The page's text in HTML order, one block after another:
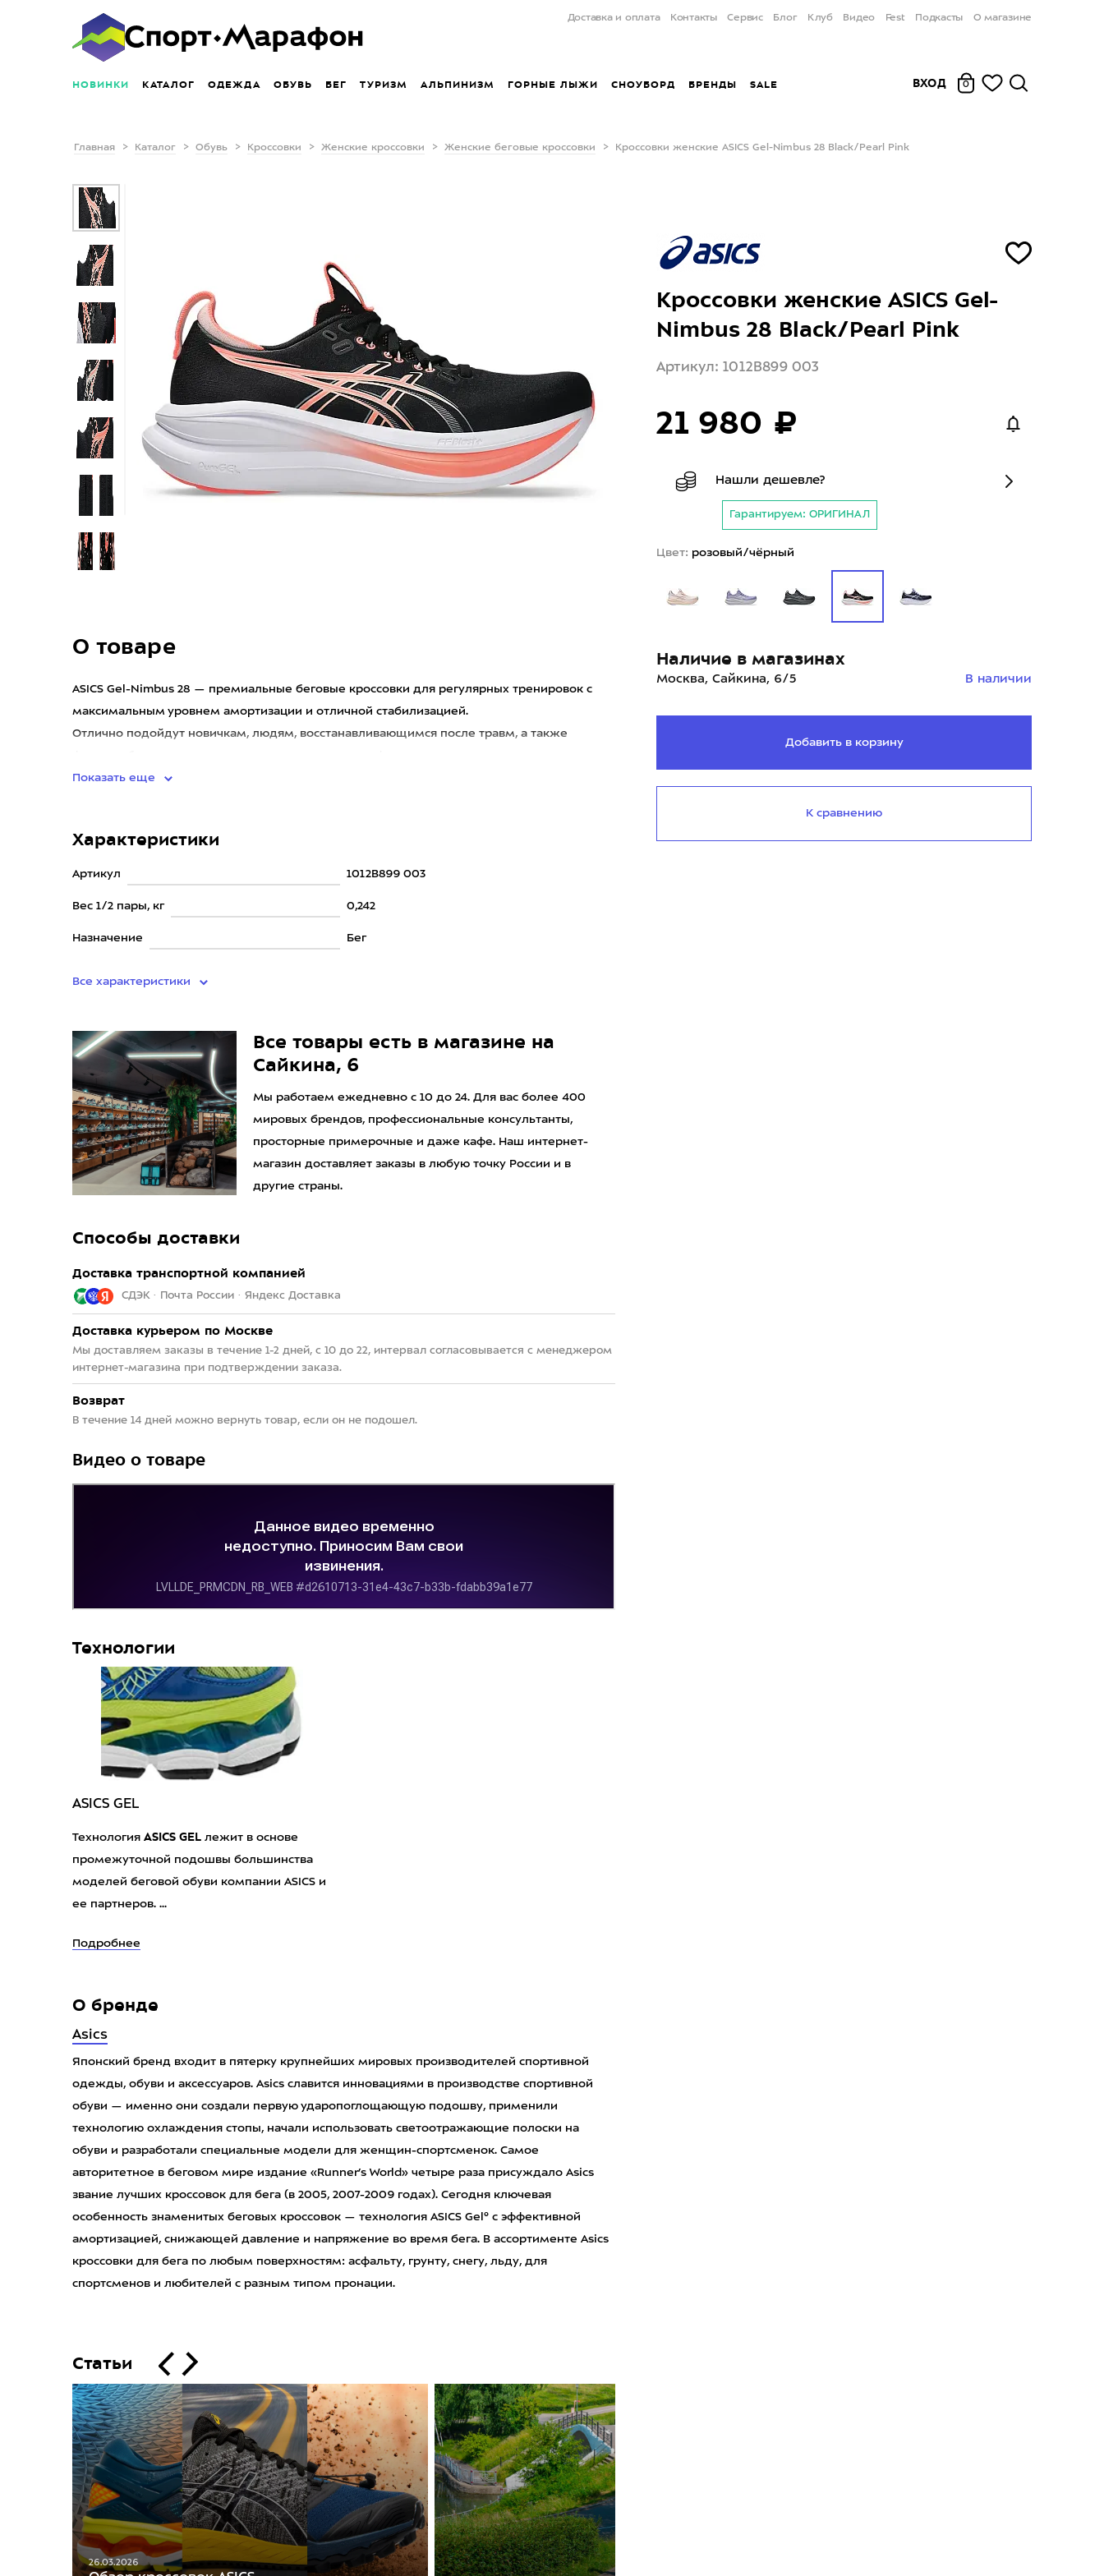
Доставка и оплата Контакты Сервис Блог Клуб Видео Fest Подкасты О магазине
НОВИНКИ КАТАЛОГ ОДЕЖДА ОБУВЬ БЕГ ТУРИЗМ АЛЬПИНИЗМ ГОРНЫЕ ЛЫЖИ СНОУБОРД БРЕНДЫ SALE ВХОД 0
Главная Каталог Обувь Кроссовки Женские кроссовки Женские беговые кроссовки Кроссовки женские ASICS Gel-Nimbus 28 Black/Pearl Pink
О товаре
ASICS Gel-Nimbus 28 — премиальные беговые кроссовки для регулярных тренировок с
максимальным уровнем амортизации и отличной стабилизацией.
Отлично подойдут новичкам, людям, восстанавливающимся после травм, а также
Показать еще
Характеристики
Артикул 1012B899 003
Вес 1/2 пары, кг 0,242
Назначение Бег
Все характеристики
Все товары есть в магазине на
Сайкина, 6
Мы работаем ежедневно с 10 до 24. Для вас более 400
мировых брендов, профессиональные консультанты,
просторные примерочные и даже кафе. Наш интернет-
магазин доставляет заказы в любую точку России и в
другие страны.
Способы доставки
Доставка транспортной компанией
СДЭК · Почта России · Яндекс Доставка
Доставка курьером по Москве
Мы доставляем заказы в течение 1-2 дней, с 10 до 22, интервал согласовывается с менеджером
интернет-магазина при подтверждении заказа.
Возврат
В течение 14 дней можно вернуть товар, если он не подошел.
Видео о товаре
Технологии
ASICS GEL
Технология ASICS GEL лежит в основе
промежуточной подошвы большинства
моделей беговой обуви компании ASICS и
ее партнеров. ...
Подробнее
О бренде
Asics
Японский бренд входит в пятерку крупнейших мировых производителей спортивной
одежды, обуви и аксессуаров. Asics славится инновациями в производстве спортивной
обуви — именно они создали первую ударопоглощающую подошву, применили
технологию охлаждения стопы, начали использовать светоотражающие полоски на
обуви и разработали специальные модели для женщин-спортсменок. Самое
авторитетное в беговом мире издание «Runner’s World» четыре раза присуждало Asics
звание лучших кроссовок для бега (в 2005, 2007-2009 годах). Сегодня ключевая
особенность знаменитых беговых кроссовок — технология ASICS Gel® с эффективной
амортизацией, снижающей давление и напряжение во время бега. В ассортименте Asics
кроссовки для бега по любым поверхностям: асфальту, грунту, снегу, льду, для
спортсменов и любителей с разным типом пронации.
Статьи
26.03.2026
Кроссовки женские ASICS Gel-
Nimbus 28 Black/Pearl Pink
Артикул: 1012B899 003
21 980 ₽
Нашли дешевле?
Гарантируем: ОРИГИНАЛ
Цвет: розовый/чёрный
Наличие в магазинах
Москва, Сайкина, 6/5 В наличии
Добавить в корзину
К сравнению